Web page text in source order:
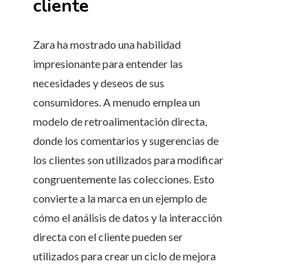
cliente
Zara ha mostrado una habilidad
impresionante para entender las
necesidades y deseos de sus
consumidores. A menudo emplea un
modelo de retroalimentación directa,
donde los comentarios y sugerencias de
los clientes son utilizados para modificar
congruentemente las colecciones. Esto
convierte a la marca en un ejemplo de
cómo el análisis de datos y la interacción
directa con el cliente pueden ser
utilizados para crear un ciclo de mejora